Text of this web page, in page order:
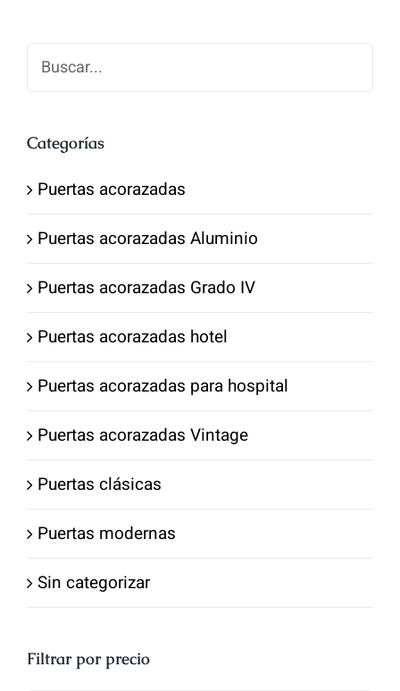
Categorías
Puertas acorazadas
Puertas acorazadas Aluminio
Puertas acorazadas Grado IV
Puertas acorazadas hotel
Puertas acorazadas para hospital
Puertas acorazadas Vintage
Puertas clásicas
Puertas modernas
Sin categorizar
Filtrar por precio